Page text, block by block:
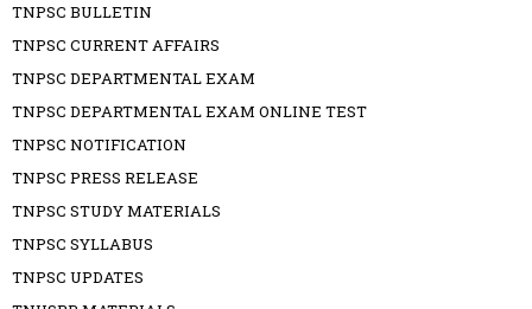
TNPSC BULLETIN
TNPSC CURRENT AFFAIRS
TNPSC DEPARTMENTAL EXAM
TNPSC DEPARTMENTAL EXAM ONLINE TEST
TNPSC NOTIFICATION
TNPSC PRESS RELEASE
TNPSC STUDY MATERIALS
TNPSC SYLLABUS
TNPSC UPDATES